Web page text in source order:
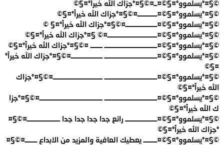
©§¤°يسلموو°¤§©¤ــ¤©§¤°جزاك الله خيراً°¤§©
©§¤°يسلموو°¤§©¤ـــــــــــــ¤©§¤°جزاك الله خيراً°¤§©
©§¤°يسلموو°¤§©¤ـــــــــــــــــــــ¤©§¤°جزاك الله خيراً°¤§ ©
©§¤°يسلموو°¤§©¤ـــــــــــــــــــــــــــــــــ¤© §¤°جزاك الله خيراً°¤§©
©§¤°يسلموو°¤§©¤ـــــــــــــــــــــــــــــــــــ ــــــــ ¤©§¤°جزاك الله خيراً°¤§©
©§¤°يسلموو°¤§©¤ـــــــــــــــــــــــــــــــــــ ـــــــــــــــــــــ¤©§¤°جزاك الله خيراً°
¤§©
©§¤°يسلموو°¤§©¤ـــــــــــــــــــــــــــــــــــ ـــــــــــــــــــــــــــــــــ¤©§¤°جزاك
الله خيراً°¤§©
©§¤°يسلموو°¤§©¤ـــــــــــــــــــــــــــــــــــ ــــــــــــــــــــــــــــــــــــــــــ¤©§¤°جزا
ك الله خيراً°¤§©
©§¤°يسلموو°¤§©¤ـــــــــــــــــــــ رائع جدا جدا جدا جدا ــــــــــــــــــــــ¤©§¤
°جزاك الله خيراً°¤§©
©§¤°يسلموو°¤§©¤ـــــــــ يعطيك العافية والمزيد من الابداع ــــــــ¤©§¤